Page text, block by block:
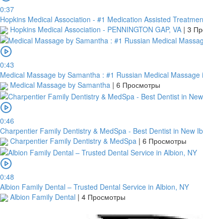
0:37
Hopkins Medical Association - #1 Medication Assisted
Hopkins Medical Association - PENNINGTON GAP, VA | 3
0:43
Medical Massage by Samantha : #1 Russian Medical Massage
Medical Massage by Samantha | 6 Просмотры
0:46
Charpentier Family Dentistry & MedSpa - Best Dentist in New
Charpentier Family Dentistry & MedSpa | 6 Просмотры
0:48
Albion Family Dental – Trusted Dental Service in Albion, NY
Albion Family Dental | 4 Просмотры